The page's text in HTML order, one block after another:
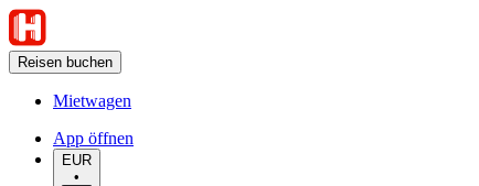
Reisen buchen
Mietwagen
App öffnen
EUR
•